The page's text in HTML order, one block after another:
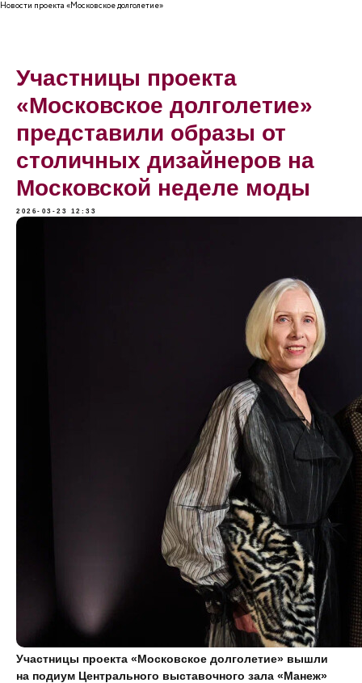
Новости проекта «Московское долголетие»
Участницы проекта
«Московское долголетие»
представили образы от
столичных дизайнеров на
Московской неделе моды
2026-03-23 12:33
Участницы проекта «Московское долголетие» вышли
на подиум Центрального выставочного зала «Манеж»